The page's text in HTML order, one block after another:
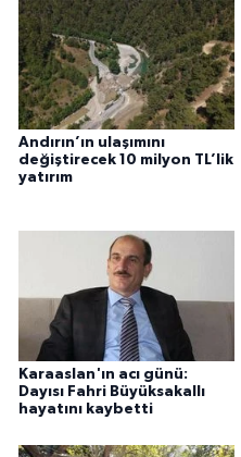
Andırın’ın ulaşımını
değiştirecek 10 milyon TL’lik
yatırım
Karaaslan'ın acı günü:
Dayısı Fahri Büyüksakallı
hayatını kaybetti